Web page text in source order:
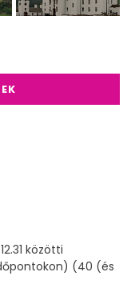
közötti
(40 (és